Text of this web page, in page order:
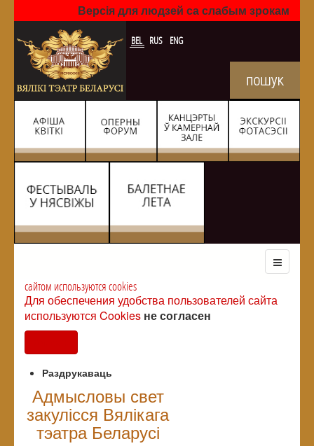
Версія для людзей са слабым зрокам
BEL RUS ENG
сайтом используются cookies
Для обеспечения удобства пользователей сайта
используются Cookies не согласен
Раздрукаваць
Адмысловы свет
закулісся Вялікага
тэатра Беларусі